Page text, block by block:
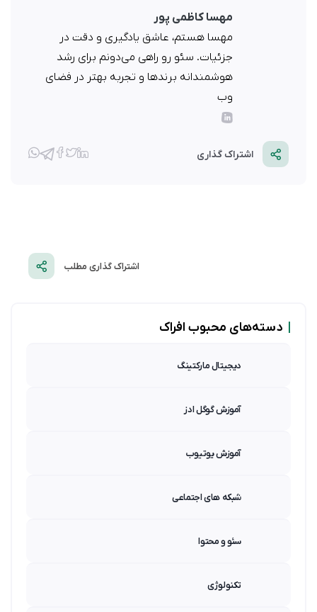
مهسا کاظمی پور
مهسا هستم، عاشق یادگیری و دقت در
جزئیات. سئو رو راهی می‌دونم برای رشد
هوشمندانه برندها و تجربه بهتر در فضای
وب
اشتراک گذاری
اشتراک گذاری مطلب
دسته‌های محبوب افراک
دیجیتال مارکتینگ
آموزش گوگل ادز
آموزش یوتیوب
شبکه های اجتماعی
سئو و محتوا
تکنولوژی